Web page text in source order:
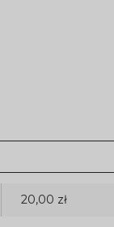
20,00 zł